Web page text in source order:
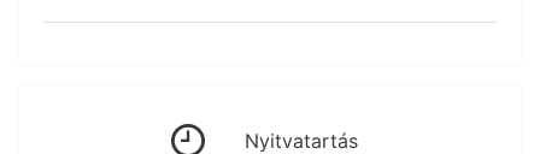
Nyitvatartás